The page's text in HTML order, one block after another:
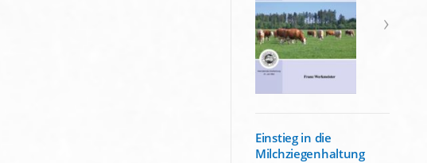
Einstieg in die
Milchziegenhaltung